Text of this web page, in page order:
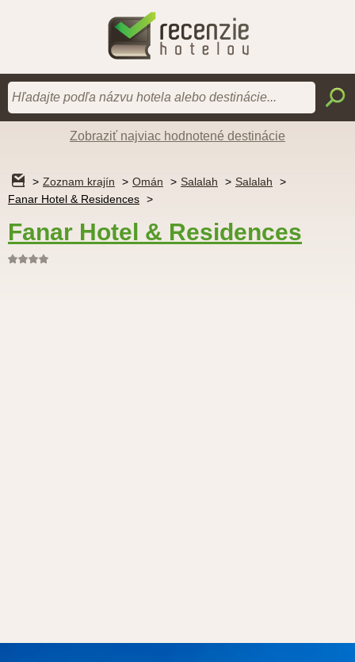
Zobraziť najviac hodnotené destinácie
Zoznam krajín Omán Salalah
Salalah
Fanar Hotel & Residences
Fanar Hotel & Residences